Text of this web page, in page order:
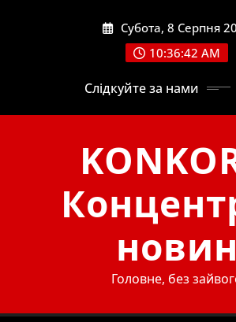
Субота, 8 Серпня
10:36:43 AM
Слідкуйте за нами
новин
Головне, без